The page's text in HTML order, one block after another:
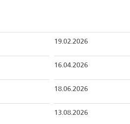
19.02.2026
16.04.2026
18.06.2026
13.08.2026